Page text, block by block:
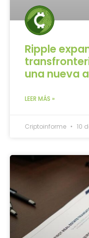
Ripple
una nueva
LEER MÁS »
Criptoinforme 10